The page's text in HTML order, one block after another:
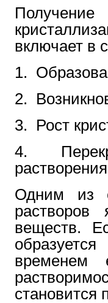
включает в
1.
2.
3. Рост
4.
Одним из
растворов
веществ.
временем